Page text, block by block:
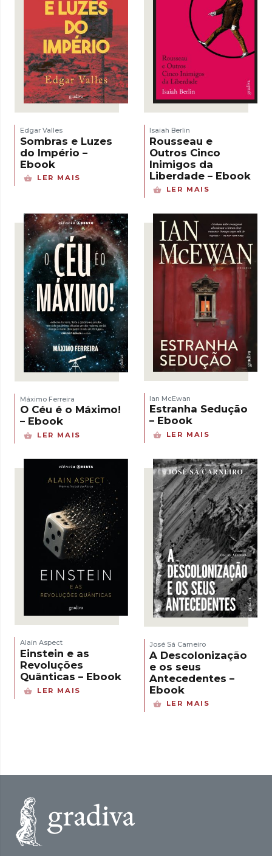
Edgar Valles
Sombras e Luzes
do Império –
Ebook
LER MAIS
Isaiah Berlin
Rousseau e
Outros Cinco
Inimigos da
Liberdade – Ebook
LER MAIS
Máximo Ferreira
O Céu é o Máximo!
– Ebook
LER MAIS
Ian McEwan
Estranha Sedução
– Ebook
LER MAIS
Alain Aspect
Einstein e as
Revoluções
Quânticas – Ebook
LER MAIS
José Sá Carneiro
A Descolonização
e os seus
Antecedentes –
Ebook
LER MAIS